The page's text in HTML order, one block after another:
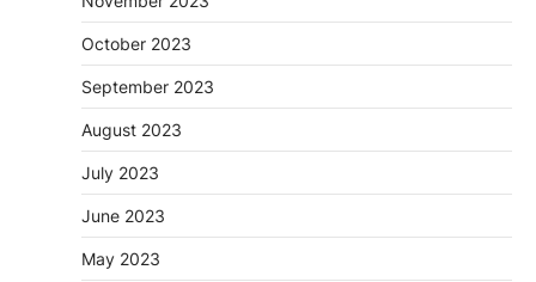
October 2023
September 2023
August 2023
July 2023
June 2023
May 2023